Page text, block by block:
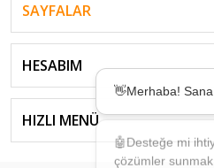
SAYFALAR
HESABIM
HIZLI MENÜ
👋Merhaba! Sana
🤖Desteğe mi
çözümler